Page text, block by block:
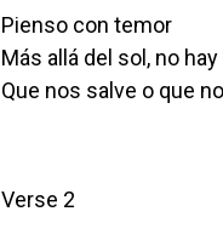
Pienso con temor
Más allá del sol, no
Que nos salve o que
Verse 2